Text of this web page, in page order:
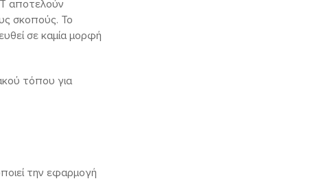
αποτελούν
σκοπούς. Το
σε καμία μορφή
τόπου για
την εφαρμογή